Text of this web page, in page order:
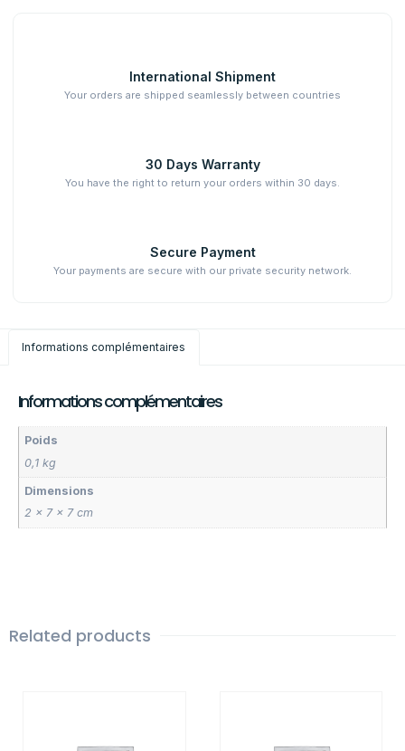
International Shipment
Your orders are shipped seamlessly between countries
30 Days Warranty
You have the right to return your orders within 30 days.
Secure Payment
Your payments are secure with our private security network.
Informations complémentaires
Informations complémentaires
Poids
0,1 kg
Dimensions
2 × 7 × 7 cm
Related products